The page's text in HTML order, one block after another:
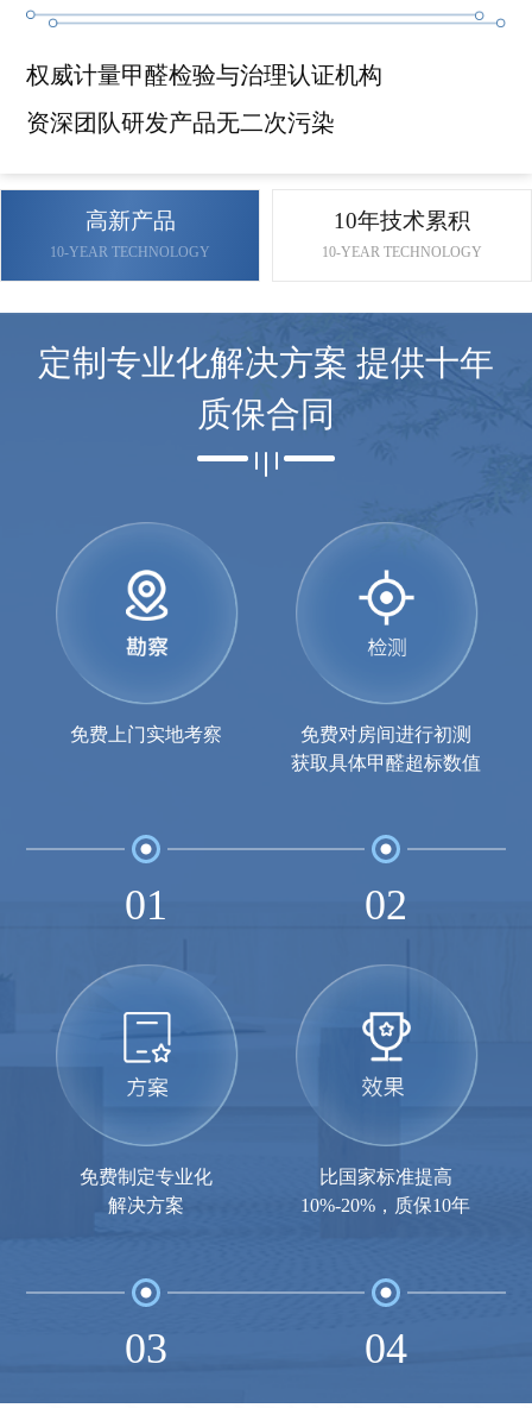
权威计量甲醛检验与治理认证机构
资深团队研发产品无二次污染
高新产品
10-YEAR TECHNOLOGY
10年技术累积
10-YEAR TECHNOLOGY
定制专业化解决方案 提供十年
质保合同
免费上门实地考察
01
免费对房间进行初测
获取具体甲醛超标数值
02
免费制定专业化
解决方案
03
比国家标准提高
10%-20%，质保10年
04